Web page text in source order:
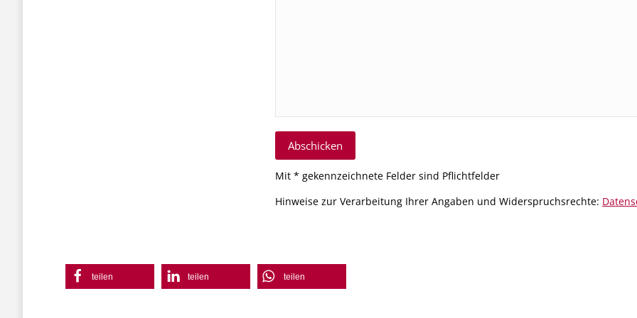
Mit * gekennzeichnete Felder sind Pflichtfelder
Hinweise zur Verarbeitung Ihrer Angaben und Widerspruchsrechte:
teilen teilen teilen